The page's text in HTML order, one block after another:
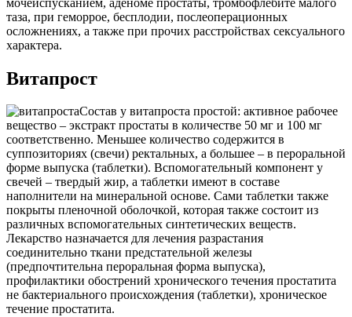
таза, при геморрое, бесплодии, послеоперационных
осложнениях, а также при прочих расстройствах сексуального
характера.
Витапрост
Состав у витапроста простой: активное рабочее
вещество – экстракт простаты в количестве 50 мг и 100 мг
соответственно. Меньшее количество содержится в
суппозиториях (свечи) ректальных, а большее – в пероральной
форме выпуска (таблетки). Вспомогательный компонент у
свечей – твердый жир, а таблетки имеют в составе
наполнители на минеральной основе. Сами таблетки также
покрыты пленочной оболочкой, которая также состоит из
различных вспомогательных синтетических веществ.
Лекарство назначается для лечения разрастания
соединительно ткани предстательной железы
(предпочтительна пероральная форма выпуска),
профилактики обострений хронического течения простатита
не бактериального происхождения (таблетки), хроническое
течение простатита.